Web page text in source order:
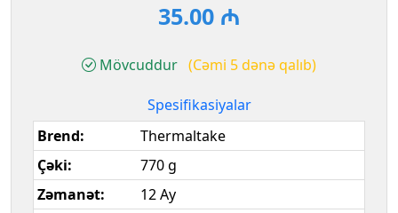
35.00 ₼
Mövcuddur (Cəmi 5 dənə qalıb)
Spesifikasiyalar
Brend:
Thermaltake
Çəki:
770 g
Zəmanət:
12 Ay